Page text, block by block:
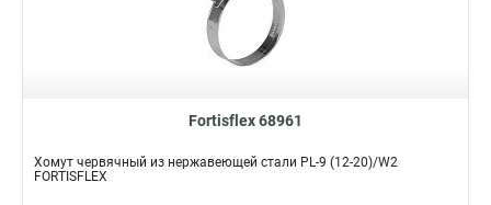
Fortisflex 68961
Хомут червячный из нержавеющей стали PL-9 (12-20)/W2
FORTISFLEX